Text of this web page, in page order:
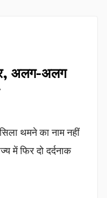
अलग-अलग
थमने का नाम नहीं
में फिर दो दर्दनाक